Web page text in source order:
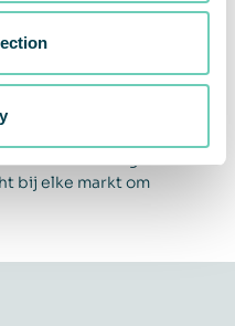
met het oog op
hun impact op het
de machines en
waar mogelijk
bij elke markt om